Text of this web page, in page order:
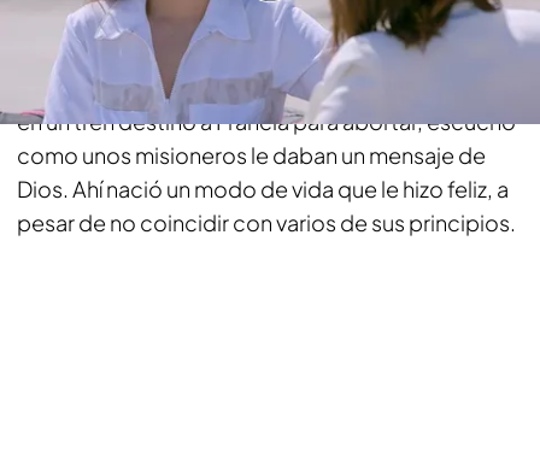
¿Cómo acaba una familia de Murcia practicando la
religión Mormona? Así narra Ruth cómo su madre,
en un tren destino a Francia para abortar, escuchó
como unos misioneros le daban un mensaje de
Dios. Ahí nació un modo de vida que le hizo feliz, a
pesar de no coincidir con varios de sus principios.